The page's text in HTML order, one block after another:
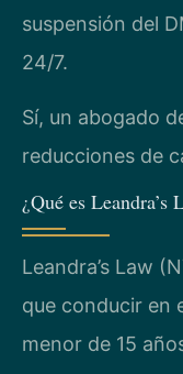
suspensión del
24/7.
Sí, un abogado
reducciones de
¿Qué es
Leandra’s Law
que conducir en
menor de 15